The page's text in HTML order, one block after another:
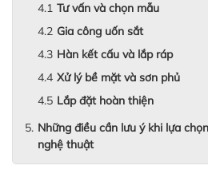
Tư vấn và chọn mẫu
Gia công uốn sắt
Hàn kết cấu và lắp ráp
Xử lý bề mặt và sơn phủ
Lắp đặt hoàn thiện
Những điều cần lưu ý khi lựa
nghệ thuật